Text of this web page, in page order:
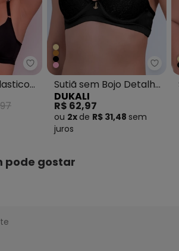
Dukali - Sutiã Confort Elastico
Sutiã sem Bojo Detalhe
de Renda Preto
DUKALI
R$ 62,97
ou 2x de R$ 31,48 sem
juros
pode gostar